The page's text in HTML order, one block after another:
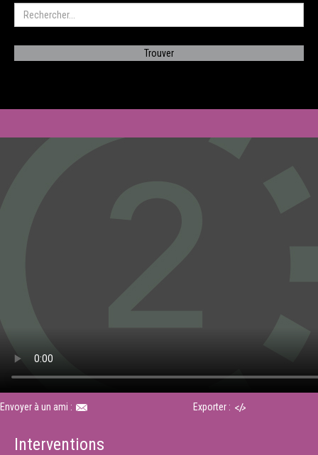
Envoyer à un ami : Exporter :
Interventions